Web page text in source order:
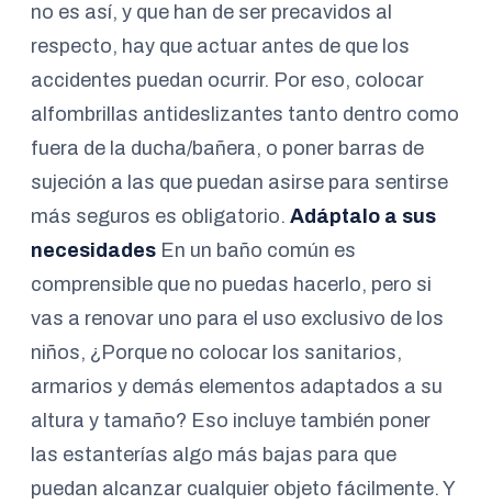
no es así, y que han de ser precavidos al
respecto, hay que actuar antes de que los
accidentes puedan ocurrir. Por eso, colocar
alfombrillas antideslizantes tanto dentro como
fuera de la ducha/bañera, o poner barras de
sujeción a las que puedan asirse para sentirse
más seguros es obligatorio. Adáptalo a sus
necesidades En un baño común es
comprensible que no puedas hacerlo, pero si
vas a renovar uno para el uso exclusivo de los
niños, ¿Porque no colocar los sanitarios,
armarios y demás elementos adaptados a su
altura y tamaño? Eso incluye también poner
las estanterías algo más bajas para que
puedan alcanzar cualquier objeto fácilmente. Y